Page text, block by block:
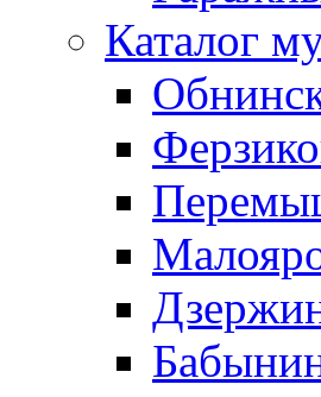
Каталог